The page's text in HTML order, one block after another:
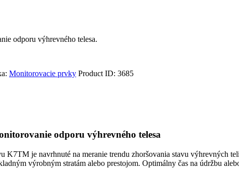
odporu výhrevného telesa.
Monitorovacie prvky Product ID: 3685
odporu výhrevného telesa
K7TM je navrhnuté na meranie trendu zhoršovania stavu
výrobným stratám alebo prestojom. Optimálny čas na údržbu